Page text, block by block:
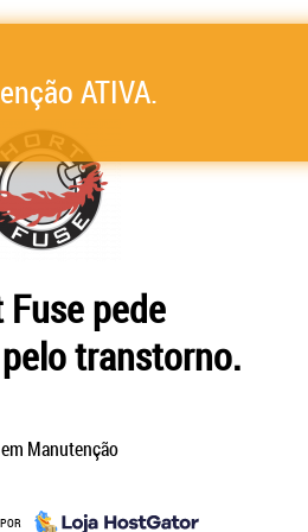
pede
transtorno.
Manutenção
ATIVA.